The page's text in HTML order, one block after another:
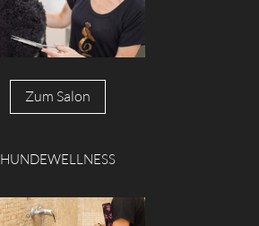
Zum Salon
HUNDEWELLNESS